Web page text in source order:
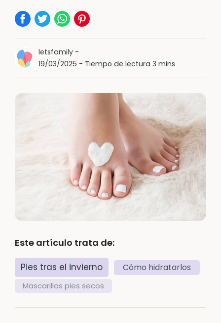
letsfamily -
19/03/2025 - Tiempo de lectura 3 mins
Este artículo trata de:
Pies tras el invierno Cómo hidratarlos
Mascarillas pies secos